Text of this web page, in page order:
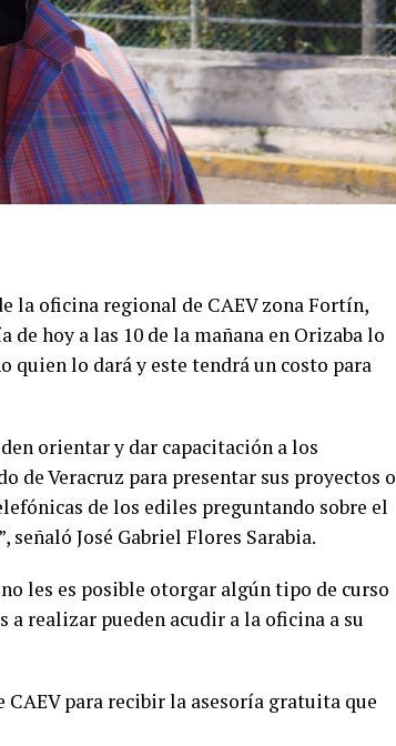
la oficina regional de CAEV zona Fortín,
hoy a las 10 de la mañana en Orizaba lo
quien lo dará y este tendrá un costo para
orientar y dar capacitación a los
de Veracruz para presentar sus proyectos o
de los ediles preguntando sobre el
señaló José Gabriel Flores Sarabia.
les es posible otorgar algún tipo de curso
realizar pueden acudir a la oficina a su
para recibir la asesoría gratuita que